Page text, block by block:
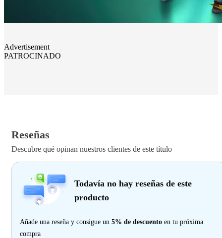
Advertisement
PATROCINADO
Reseñas
Descubre qué opinan nuestros clientes de este título
Todavía no hay reseñas de este
producto
Añade una reseña y consigue un 5% de descuento en tu próxima
compra